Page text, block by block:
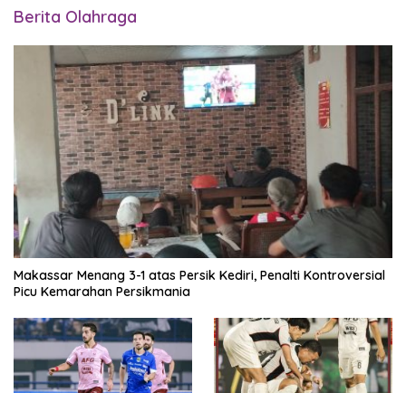
Berita Olahraga
Makassar Menang 3-1 atas Persik Kediri, Penalti Kontroversial
Picu Kemarahan Persikmania